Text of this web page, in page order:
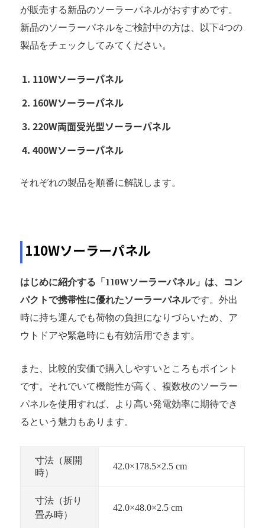
が販売する新品のソーラーパネルがおすすめです。
新品のソーラーパネルをご検討中の方は、以下4つの
製品をチェックしてみてください。
110Wソーラーパネル
160Wソーラーパネル
220W両面受光型ソーラーパネル
400Wソーラーパネル
それぞれの製品を順番に解説します。
110Wソーラーパネル
はじめに紹介する「110Wソーラーパネル」は、コン
パクトで携帯性に優れたソーラーパネルです。外出
時に持ち運んでも荷物の負担になりづらいため、ア
ウトドアや緊急時にも有効活用できます。
また、比較的安価で購入しやすいところもポイント
です。それでいて機能性が高く、複数枚のソーラー
パネルを使用すれば、より高い発電効率に期待でき
るという魅力もあります。
寸法（展開
時）
42.0×178.5×2.5 cm
寸法（折り
畳み時）
42.0×48.0×2.5 cm